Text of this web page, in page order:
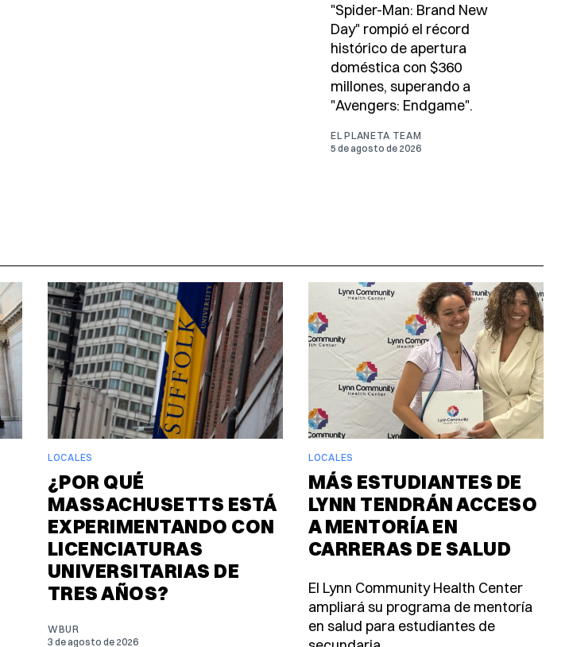
"Spider-Man: Brand New
Day" rompió el récord
histórico de apertura
doméstica con $360
millones, superando a
"Avengers: Endgame".
EL PLANETA TEAM
5 de agosto de 2026
LOCALES
¿POR QUÉ
MASSACHUSETTS ESTÁ
EXPERIMENTANDO CON
LICENCIATURAS
UNIVERSITARIAS DE
TRES AÑOS?
WBUR
3 de agosto de 2026
LOCALES
MÁS ESTUDIANTES DE
LYNN TENDRÁN ACCESO
A MENTORÍA EN
CARRERAS DE SALUD
El Lynn Community Health Center
ampliará su programa de mentoría
en salud para estudiantes de